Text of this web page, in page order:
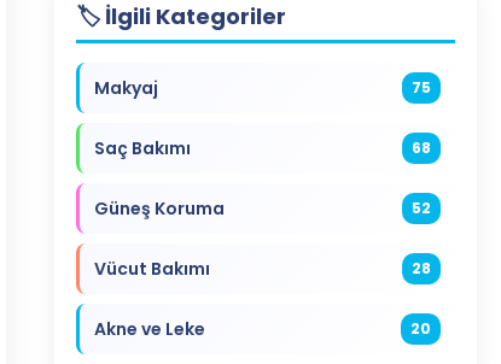
🏷️ İlgili Kategoriler
Makyaj 75
Saç Bakımı 68
Güneş Koruma 52
Vücut Bakımı 28
Akne ve Leke 20